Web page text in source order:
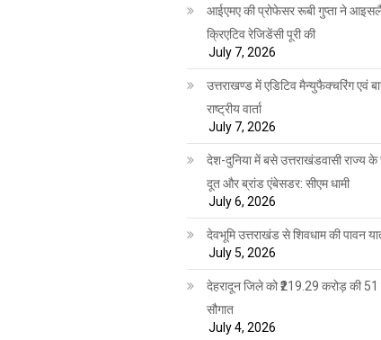
आईएमए की प्रोफेसर रूबी गुप्ता ने
क्रिएटिव रेजिडेंसी पूरी की
July 7, 2026
उत्तराखण्ड में एडिटिव मैन्युफैक्चरिंग एवं
राष्ट्रीय वार्ता
July 7, 2026
देश-दुनिया में बसे उत्तराखंडवासी राज्य
दूत और ब्रांड एंबेसडर: सीएम धामी
July 6, 2026
देवभूमि उत्तराखंड से शिवधाम की पावन
July 5, 2026
देहरादून जिले को ₹219.29 करोड़ की
सौगात
July 4, 2026